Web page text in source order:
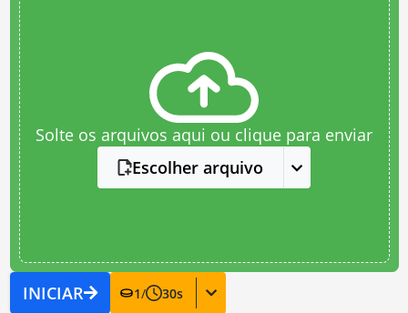
Solte os arquivos aqui ou clique para enviar
Escolher arquivo
INICIAR 1/ 30s